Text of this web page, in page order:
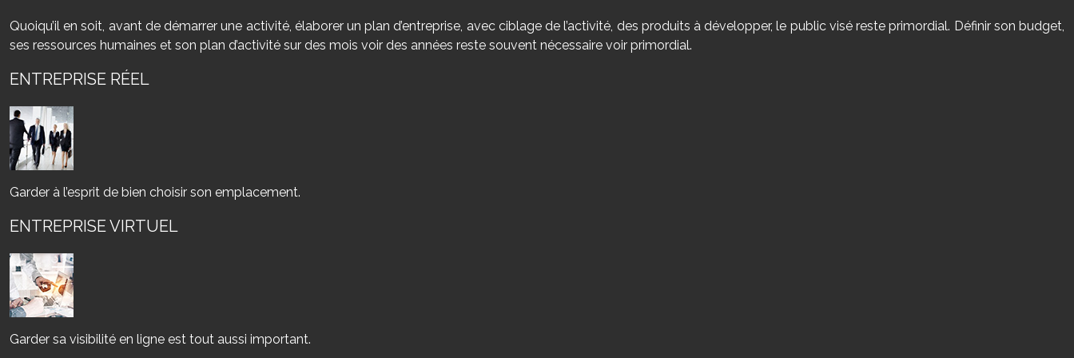
Quoiqu’il en soit, avant de démarrer une activité, élaborer un plan d’entreprise, avec ciblage de l’activité, des produits à développer, le public visé reste primordial. Définir son budget,
ses ressources humaines et son plan d’activité sur des mois voir des années reste souvent nécessaire voir primordial.
ENTREPRISE RÉEL
Garder à l’esprit de bien choisir son emplacement.
ENTREPRISE VIRTUEL
Garder sa visibilité en ligne est tout aussi important.